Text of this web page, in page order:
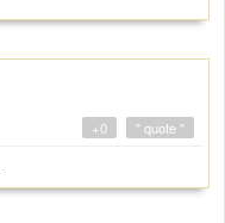
" quote "
+0